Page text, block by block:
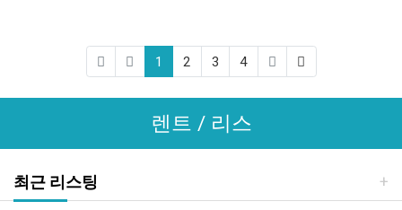
1 (current)
2 3 4
렌트 / 리스
최근 리스팅